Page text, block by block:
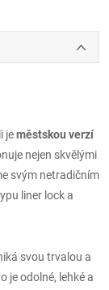
jeměstskou verzí
nejen skvělými
svým netradičním
liner lock a
svou trvalou a
je odolné, lehké a